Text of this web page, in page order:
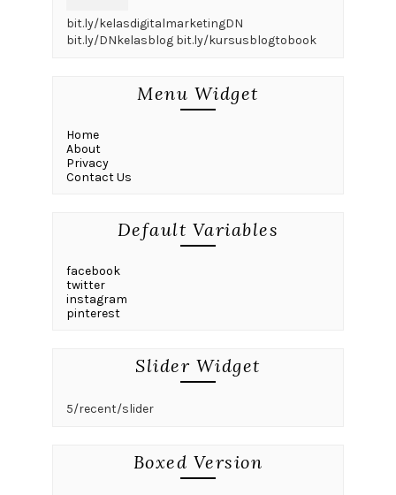
bit.ly/kelasdigitalmarketingDN
bit.ly/DNkelasblog bit.ly/kursusblogtobook
Menu Widget
Home
About
Privacy
Contact Us
Default Variables
facebook
twitter
instagram
pinterest
Slider Widget
5/recent/slider
Boxed Version